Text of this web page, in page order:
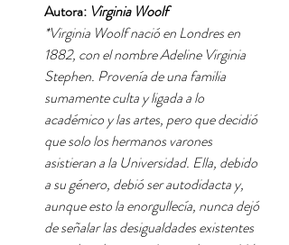
Autora: Virginia Woolf
*Virginia Woolf nació en Londres en
1882, con el nombre Adeline Virginia
Stephen. Provenía de una familia
sumamente culta y ligada a lo
académico y las artes, pero que decidió
que solo los hermanos varones
asistieran a la Universidad. Ella, debido
a su género, debió ser autodidacta y,
aunque esto la enorgullecía, nunca dejó
de señalar las desigualdades existentes